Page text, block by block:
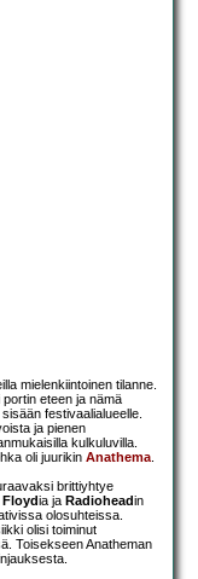
mielenkiintoinen tilanne.
eteen ja nämä
festivaalialueelle.
ja pienen
kulkuluvilla.
oli juurikin Anathema.
brittiyhtye
Floydia ja Radioheadin
olosuhteissa.
olisi toiminut
Toisekseen Anatheman